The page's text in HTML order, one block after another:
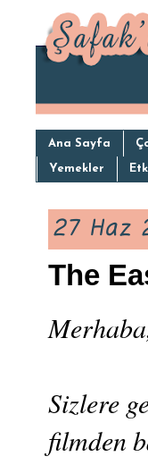
Ana Sayfa
Yemekler
27 Haz
The
Sizlere
filmden